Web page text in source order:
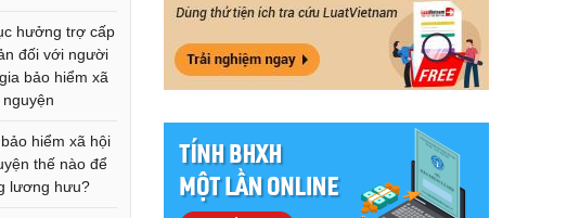
hưởng trợ cấp
đối với người
bảo hiểm xã
hiểm xã hội
thế nào để
lương hưu?